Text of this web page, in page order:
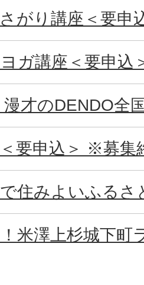
がり講座＜要申
ガ講座＜要申込
才のDENDO全
要申込＞ ※募
住みよいふるさ
米澤上杉城下町